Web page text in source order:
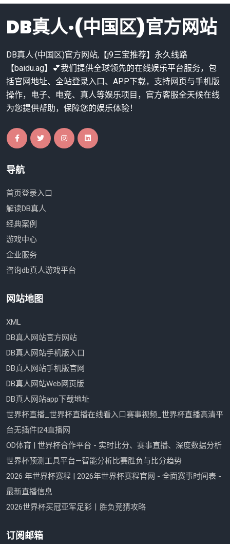
DB真人·(中国区)官方网站
DB真人·(中国区)官方网站,【j9三宝推荐】永久线路
【baidu.ag】💕我们提供全球领先的在线娱乐平台服务，包
括官网地址、全站登录入口、APP下载，支持网页与手机版
操作，电子、电竞、真人等娱乐项目，官方客服全天候在线
为您提供帮助，保障您的娱乐体验！
导航
首页登录入口
解读DB真人
经典案例
游戏中心
企业服务
咨询db真人游戏平台
网站地图
XML
DB真人网站官方网站
DB真人网站手机版入口
DB真人网站手机版官网
DB真人网站Web网页版
DB真人网站app下载地址
世界杯直播_世界杯直播在线看入口赛事视频_世界杯直播高清平
台无插件|24直播网
OD体育 | 世界杯合作平台 - 实时比分、赛事直播、深度数据分析
世界杯预测工具平台—智能分析比赛胜负与比分趋势
2026 年世界杯赛程 | 2026年世界杯赛程官网 - 全面赛事时间表 -
最新直播信息
2026世界杯买冠亚军足彩丨胜负竞猜攻略
订阅邮箱